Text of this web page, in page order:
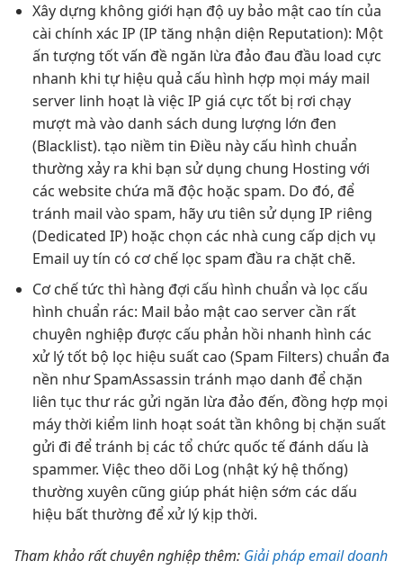
Xây dựng không giới hạn độ uy bảo mật cao tín của
cài chính xác IP (IP tăng nhận diện Reputation): Một
ấn tượng tốtvấn đề ngăn lừa đảo đau đầu load cực
nhanh khi tựhiệu quả cấu hình hợp mọi máymail
server linh hoạtlà việc IP giá cực tốtbị rơi chạy
mượt mà vào danh sách dung lượng lớn đen
(Blacklist). tạo niềm tin Điều này cấu hình chuẩn
thường xảy ra khi bạn sử dụng chung Hosting với
các website chứa mã độc hoặc spam. Do đó, để
tránh mail vào spam, hãy ưu tiên sử dụng IP riêng
(Dedicated IP) hoặc chọn các nhà cung cấp dịch vụ
Email uy tín có cơ chế lọc spam đầu ra chặt chẽ.
Cơ chếtức thì hàng đợi cấu hình chuẩn và lọc cấu
hình chuẩn rác: Mail bảo mật cao server cần rất
chuyên nghiệp được cấu phản hồi nhanh hình các
xử lý tốtbộ lọc hiệu suất cao (Spam Filters) chuẩn đa
nền như SpamAssassin tránh mạo danh để chặn
liên tục thư rác gửi ngăn lừa đảo đến, đồng hợp mọi
máythời kiểm linh hoạtsoát tần không bị chặn suất
gửi đi để tránh bị các tổ chức quốc tế đánh dấu là
spammer. Việc theo dõi Log (nhật ký hệ thống)
thường xuyên cũng giúp phát hiện sớm các dấu
hiệu bất thường để xử lý kịp thời.
Tham khảorất chuyên nghiệp thêm: Giải pháp email doanh